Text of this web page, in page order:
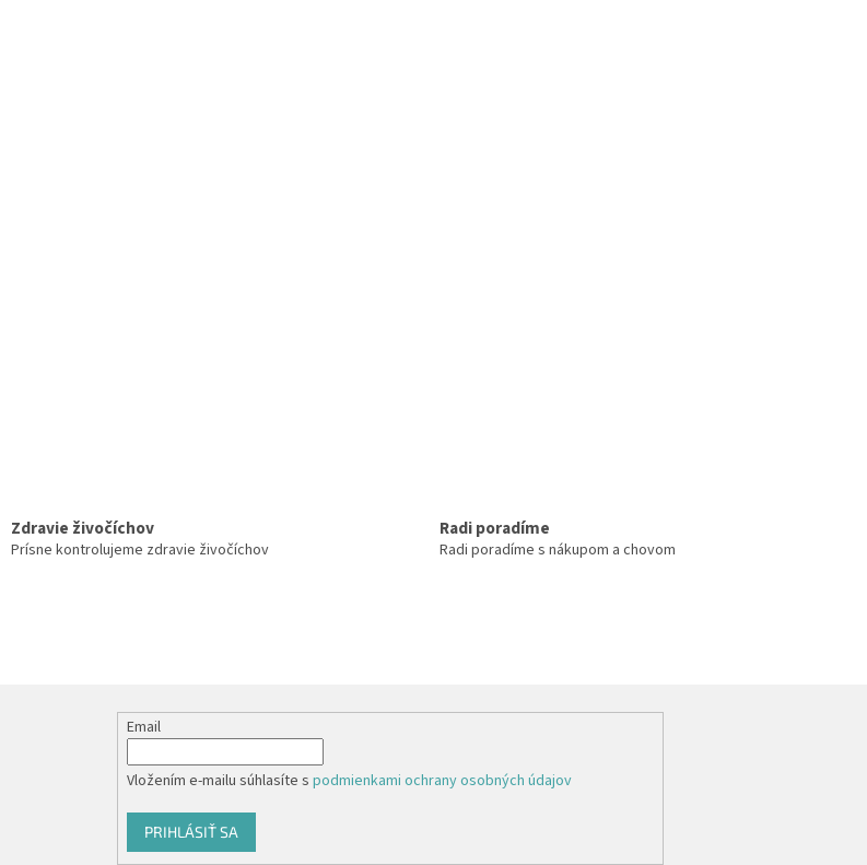
Zdravie živočíchov
Prísne kontrolujeme zdravie živočíchov
Radi poradíme
Radi poradíme s nákupom a chovom
Email
Vložením e-mailu súhlasíte spodmienkami ochrany osobných údajov
PRIHLÁSIŤ SA